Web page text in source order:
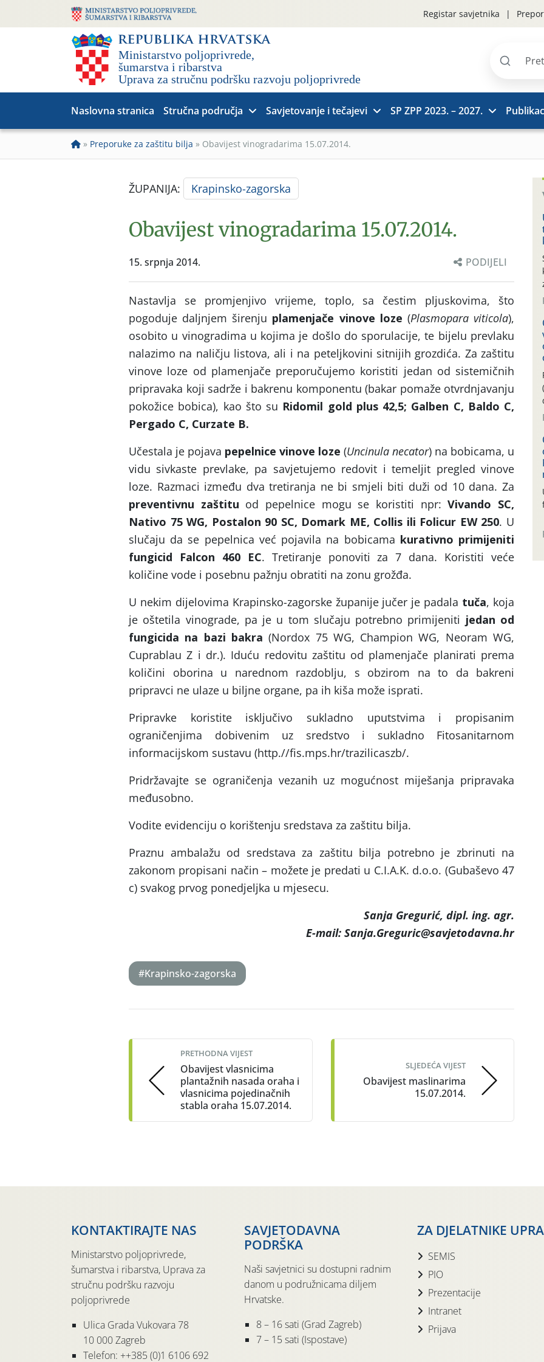
Registar savjetnika
Pretraži
Naslovna stranica Stručna područja Savjetovanje i tečajevi SP ZPP 2023. – 2027.
» Preporuke za zaštitu bilja » Obavijest vinogradarima 15.07.2014.
ŽUPANIJA: Krapinsko-zagorska
Obavijest vinogradarima 15.07.2014.
15. srpnja 2014. PODIJELI
Nastavlja se promjenjivo vrijeme, toplo, sa čestim pljuskovima, što
pogoduje daljnjem širenju plamenjače vinove loze (Plasmopara viticola),
osobito u vinogradima u kojima je došlo do sporulacije, te bijelu prevlaku
nalazimo na naličju listova, ali i na peteljkovini sitnijih grozdića. Za zaštitu
vinove loze od plamenjače preporučujemo koristiti jedan od sistemičnih
pripravaka koji sadrže i bakrenu komponentu (bakar pomaže otvrdnjavanju
pokožice bobica), kao što su Ridomil gold plus 42,5; Galben C, Baldo C,
Pergado C, Curzate B.
Učestala je pojava pepelnice vinove loze (Uncinula necator) na bobicama, u
vidu sivkaste prevlake, pa savjetujemo redovit i temeljit pregled vinove
loze. Razmaci između dva tretiranja ne bi smjeli biti duži od 10 dana. Za
preventivnu zaštitu od pepelnice mogu se koristiti npr:Vivando SC,
Nativo 75 WG, Postalon 90 SC, Domark ME, Collis ili Folicur EW 250. U
slučaju da se pepelnica već pojavila na bobicama kurativno primijeniti
fungicid Falcon 460 EC. Tretiranje ponoviti za 7 dana. Koristiti veće
količine vode i posebnu pažnju obratiti na zonu grožđa.
U nekim dijelovima Krapinsko-zagorske županije jučer je padala tuča, koja
je oštetila vinograde, pa je u tom slučaju potrebno primijeniti jedan od
fungicida na bazi bakra (Nordox 75 WG, Champion WG, Neoram WG,
Cuprablau Z i dr.). Iduću redovitu zaštitu od plamenjače planirati prema
količini oborina u narednom razdoblju, s obzirom na to da bakreni
pripravci ne ulaze u biljne organe, pa ih kiša može isprati.
Pripravke koristite isključivo sukladno uputstvima i propisanim
ograničenjima dobivenim uz sredstvo i sukladno Fitosanitarnom
informacijskom sustavu (http.//fis.mps.hr/trazilicaszb/.
Pridržavajte se ograničenja vezanih uz mogućnost miješanja pripravaka
međusobno.
Vodite evidenciju o korištenju sredstava za zaštitu bilja.
Praznu ambalažu od sredstava za zaštitu bilja potrebno je zbrinuti na
zakonom propisani način – možete je predati u C.I.A.K. d.o.o. (Gubaševo 47
c) svakog prvog ponedjeljka u mjesecu.
Sanja Gregurić, dipl. ing. agr.
E-mail: Sanja.Greguric@savjetodavna.hr
#Krapinsko-zagorska
navigation
PRETHODNA VIJEST
Obavijest vlasnicima
plantažnih nasada oraha i
vlasnicima pojedinačnih
stabla oraha 15.07.2014.
SLJEDEĆA VIJEST
Obavijest maslinarima
15.07.2014.
KONTAKTIRAJTE NAS
Ministarstvo poljoprivrede,
šumarstva i ribarstva, Uprava za
stručnu podršku razvoju
poljoprivrede
Ulica Grada Vukovara 78
10 000 Zagreb
Telefon: ++385 (0)1 6106 692
SAVJETODAVNA
PODRŠKA
Naši savjetnici su dostupni radnim
danom u podružnicama diljem
Hrvatske.
8 – 16 sati (Grad Zagreb)
7 – 15 sati (Ispostave)
ZA DJELATNIKE
SEMIS
PIO
Prezentacije
Intranet
Prijava